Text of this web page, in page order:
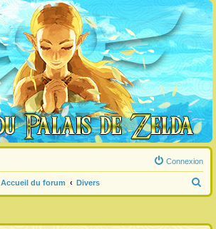
Connexion
Accueil du forum Divers
e